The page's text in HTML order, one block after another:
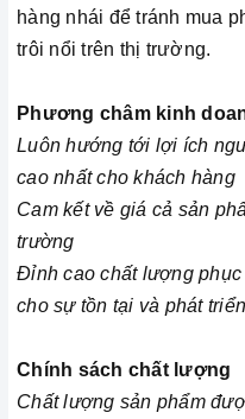
hàng nhái để tránh mua
trôi nổi trên thị trường.
Phương châm kinh
Luôn hướng tới lợi ích
cao nhất cho khách hàng
Camkết về giá cả sản
trường
Đỉnh cao chất lượng
cho sự tồn tại và phát
Chính sách chất lượng
Chất lượng sản phẩm